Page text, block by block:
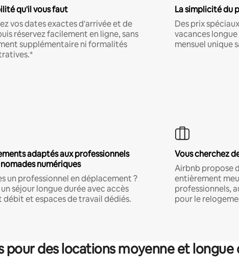
qu'il vous faut
vos dates exactes d'arrivée et de
réservez facilement en ligne, sans
supplémentaire ni formalités
La simplicité du
Des prix
vacances
mensuel unique
adaptés aux professionnels
numériques
un professionnel en déplacement ?
séjour longue durée avec accès
débit et espaces de travail dédiés.
Vous cherchez
Airbnb propose
entièrement
professionnels,
pour le
pour des locations moyenne et longue